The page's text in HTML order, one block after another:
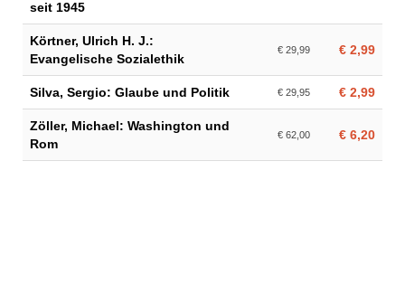
seit 1945
Körtner, Ulrich H. J.:
Evangelische Sozialethik
€ 29,99 € 2,99
Silva, Sergio: Glaube und Politik € 29,95 € 2,99
Zöller, Michael: Washington und
Rom
€ 62,00 € 6,20